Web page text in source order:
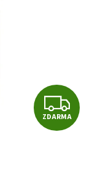
Z
D
ZDARMA